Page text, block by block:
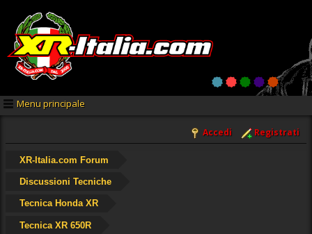
Menu principale
Accedi Registrati
XR-Italia.com Forum
Discussioni Tecniche
Tecnica Honda XR
Tecnica XR 650R